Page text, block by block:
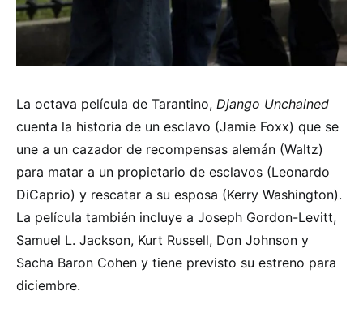
La octava película de Tarantino, Django Unchained
cuenta la historia de un esclavo (Jamie Foxx) que se
une a un cazador de recompensas alemán (Waltz)
para matar a un propietario de esclavos (Leonardo
DiCaprio) y rescatar a su esposa (Kerry Washington).
La película también incluye a Joseph Gordon-Levitt,
Samuel L. Jackson, Kurt Russell, Don Johnson y
Sacha Baron Cohen y tiene previsto su estreno para
diciembre.